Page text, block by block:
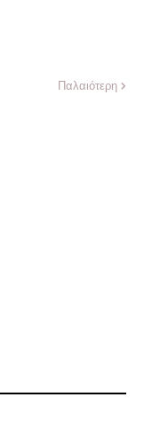
Παλαιότερη